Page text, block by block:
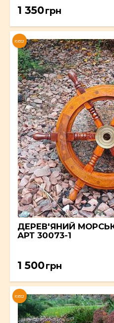
1 350грн
NEW
ДЕРЕВ'ЯНИЙ
АРТ 30073-1
1 500грн
NEW